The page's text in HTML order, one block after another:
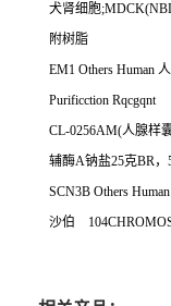
犬肾细胞
附树脂
EM1 Others Human 人
Purificction Rqcgqnt
CL-0256AM(人腺样
辅酶A钠盐25克BR，
SCN3B Others Human
沙伯